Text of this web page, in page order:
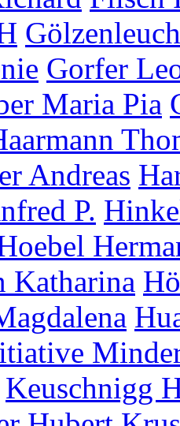
Gorfer
Maria Pia
Andreas
P.
Katharina
Keuschnigg